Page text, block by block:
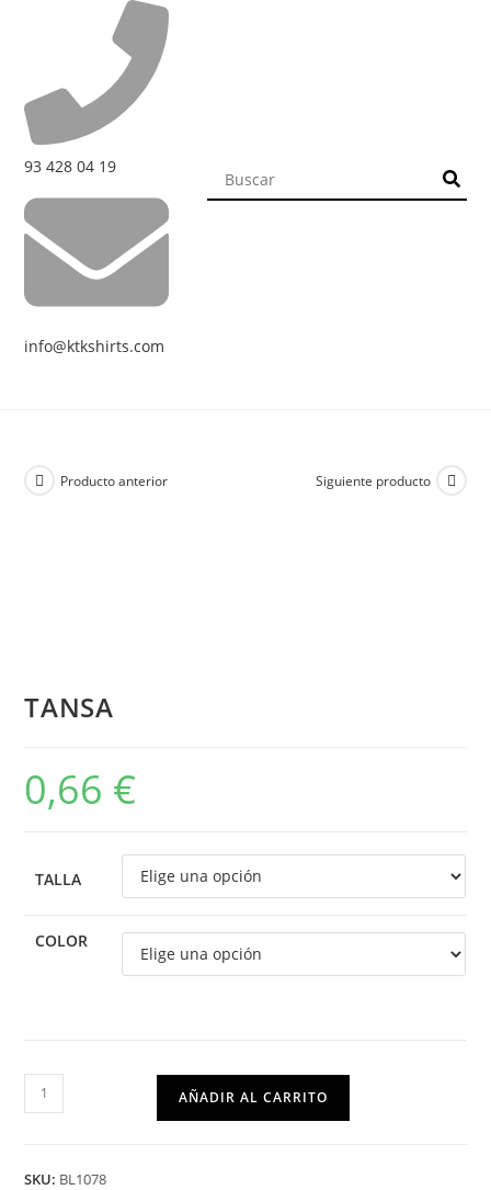
93 428 04 19
info@ktkshirts.com
Producto anterior Siguiente producto
TANSA
0,66 €
TALLA
COLOR
AÑADIR AL CARRITO
SKU: BL1078